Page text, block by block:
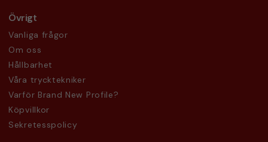
Övrigt
Vanliga frågor
Om oss
Hållbarhet
Våra trycktekniker
Varför Brand New Profile?
Köpvillkor
Sekretesspolicy